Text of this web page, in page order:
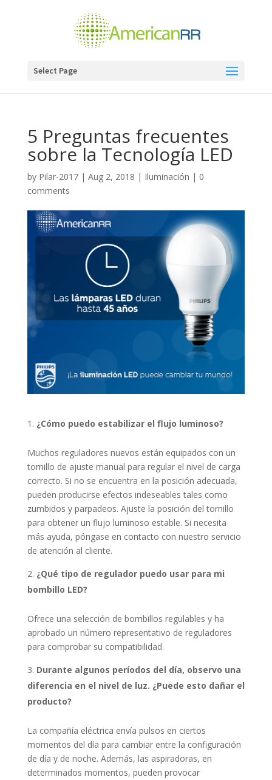
Select Page
5 Preguntas frecuentes
sobre la Tecnología LED
by Pilar-2017| Aug 2, 2018 | Iluminación | 0
comments
¿Cómo puedo estabilizar el flujo luminoso?
Muchos reguladores nuevos están equipados con un
tornillo de ajuste manual para regular el nivel de carga
correcto. Si no se encuentra en la posición adecuada,
pueden producirse efectos indeseables tales como
zumbidos y parpadeos. Ajuste la posición del tornillo
para obtener un flujo luminoso estable. Si necesita
más ayuda, póngase en contacto con nuestro servicio
de atención al cliente.
¿Qué tipo de regulador puedo usar para mi
bombillo LED?
Ofrece una selección de bombillos regulables y ha
aprobado un número representativo de reguladores
para comprobar su compatibilidad.
Durante algunos períodos del día, observo una
diferencia en el nivel de luz. ¿Puede esto dañar el
producto?
La compañía eléctrica envía pulsos en ciertos
momentos del día para cambiar entre la configuración
de día y de noche. Además, las aspiradoras, en
determinados momentos, pueden provocar